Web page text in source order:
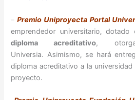
–Premio Uniproyecta Portal
emprendedor universitario, dotado
diploma acreditativo,
Universia. Asimismo, se hará
diploma acreditativo a la
proyecto.